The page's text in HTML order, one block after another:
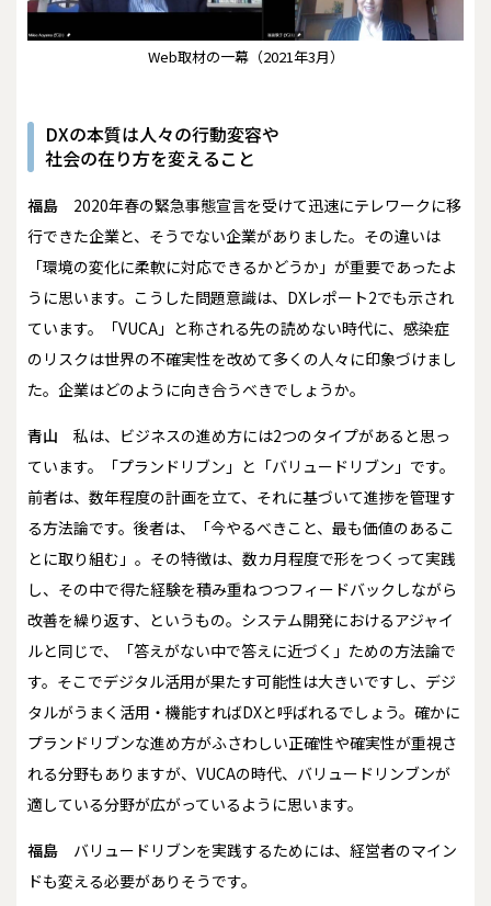
Web取材の一幕（2021年3月）
DXの本質は人々の行動変容や
社会の在り方を変えること
福島 2020年春の緊急事態宣言を受けて迅速にテレワークに移
行できた企業と、そうでない企業がありました。その違いは
「環境の変化に柔軟に対応できるかどうか」が重要であったよ
うに思います。こうした問題意識は、DXレポート2でも示され
ています。「VUCA」と称される先の読めない時代に、感染症
のリスクは世界の不確実性を改めて多くの人々に印象づけまし
た。企業はどのように向き合うべきでしょうか。
青山 私は、ビジネスの進め方には2つのタイプがあると思っ
ています。「プランドリブン」と「バリュードリブン」です。
前者は、数年程度の計画を立て、それに基づいて進捗を管理す
る方法論です。後者は、「今やるべきこと、最も価値のあるこ
とに取り組む」。その特徴は、数カ月程度で形をつくって実践
し、その中で得た経験を積み重ねつつフィードバックしながら
改善を繰り返す、というもの。システム開発におけるアジャイ
ルと同じで、「答えがない中で答えに近づく」ための方法論で
す。そこでデジタル活用が果たす可能性は大きいですし、デジ
タルがうまく活用・機能すればDXと呼ばれるでしょう。確かに
プランドリブンな進め方がふさわしい正確性や確実性が重視さ
れる分野もありますが、VUCAの時代、バリュードリンブンが
適している分野が広がっているように思います。
福島 バリュードリブンを実践するためには、経営者のマイン
ドも変える必要がありそうです。